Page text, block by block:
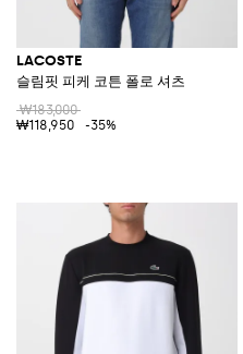
LACOSTE
슬림핏 피케 코튼 폴로 셔츠
₩183,000
₩118,950
-35%